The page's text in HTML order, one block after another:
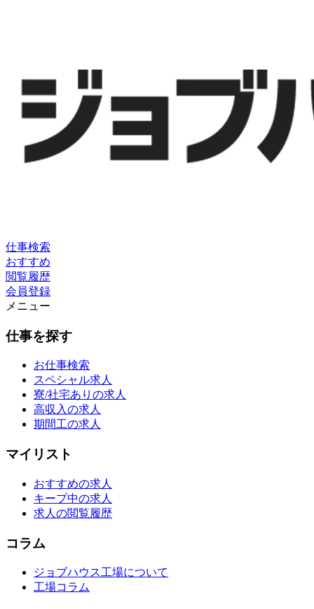
仕事検索
おすすめ
閲覧履歴
会員登録
メニュー
仕事を探す
お仕事検索
スペシャル求人
寮/社宅ありの求人
高収入の求人
期間工の求人
マイリスト
おすすめの求人
キープ中の求人
求人の閲覧履歴
コラム
ジョブハウス工場について
工場コラム